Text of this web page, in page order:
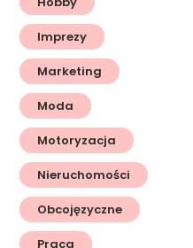
Imprezy
Marketing
Moda
Motoryzacja
Nieruchomości
Obcojęzyczne
Praca